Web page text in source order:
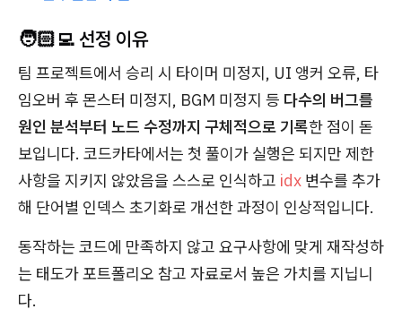
🧑🏻‍💻 선정 이유
팀 프로젝트에서 승리 시 타이머 미정지, UI 앵커 오류, 타
임오버 후 몬스터 미정지, BGM 미정지 등 다수의 버그를
원인 분석부터 노드 수정까지 구체적으로 기록한 점이 돋
보입니다. 코드카타에서는 첫 풀이가 실행은 되지만 제한
사항을 지키지 않았음을 스스로 인식하고 idx 변수를 추가
해 단어별 인덱스 초기화로 개선한 과정이 인상적입니다.
동작하는 코드에 만족하지 않고 요구사항에 맞게 재작성하
는 태도가 포트폴리오 참고 자료로서 높은 가치를 지닙니
다.